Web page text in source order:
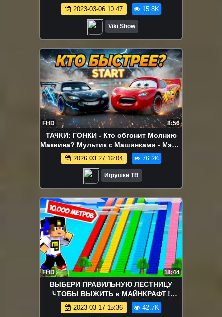
ЧЕЛЛЕНДЖ / Вики Шоу
2023-03-06 10:47 15.8K
Viki Show
FHD 8:56
ТАЧКИ: ГОНКИ - Кто обгонит Молнию
Маквина? Мультик с Машинками - Мэтр,
Джексон Шторм, Френк
2026-03-27 16:04 76.2K
Игрушки ТВ
FHD 18:44
ВЫБЕРИ ПРАВИЛЬНУЮ ЛЕСТНИЦУ
ЧТОБЫ ВЫЖИТЬ в МАЙНКРАФТ !
ДЕВУШКА НУБ И ПРО ВИДЕО ТРОЛЛИНГ
MINECRAFT
2023-03-17 15:36 42.7K